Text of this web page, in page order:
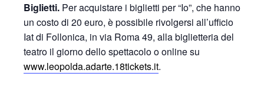
Biglietti. Per acquistare i biglietti per “Io”, che hanno
un costo di 20 euro, è possibile rivolgersi all’ufficio
Iat di Follonica, in via Roma 49, alla biglietteria del
teatro il giorno dello spettacolo o online su
www.leopolda.adarte.18tickets.it.